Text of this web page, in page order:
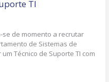
TI
de momento a recrutar
de Sistemas de
Técnico de Suporte TI com